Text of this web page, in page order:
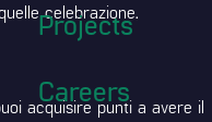
Projects
Careers
celebrazione.
acquisire punti a avere il